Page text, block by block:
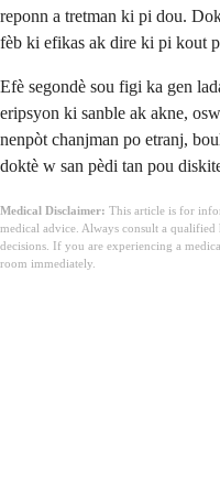
reponn a tretman ki pi dou.
fèb ki efikas ak dire ki pi kout
Efè segondè sou figi ka gen
eripsyon ki sanble ak akne,
nenpòt chanjman po etranj,
doktè w san pèdi tan pou
Medical Disclaimer: This article is for
medical advice. Always consult a
decisions. If you are experiencing a
room immediately.